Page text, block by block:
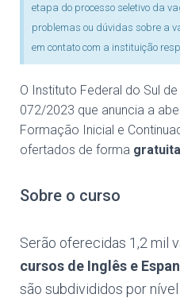
etapa do processo seletivo da
problemas ou dúvidas sobre a
em contato com a instituição
O Instituto Federal do Sul
072/2023 que anuncia a
Formação Inicial e
ofertados de forma
Sobre o curso
Serão oferecidas 1,2 mil
cursos de Inglês e
são subdivididos por